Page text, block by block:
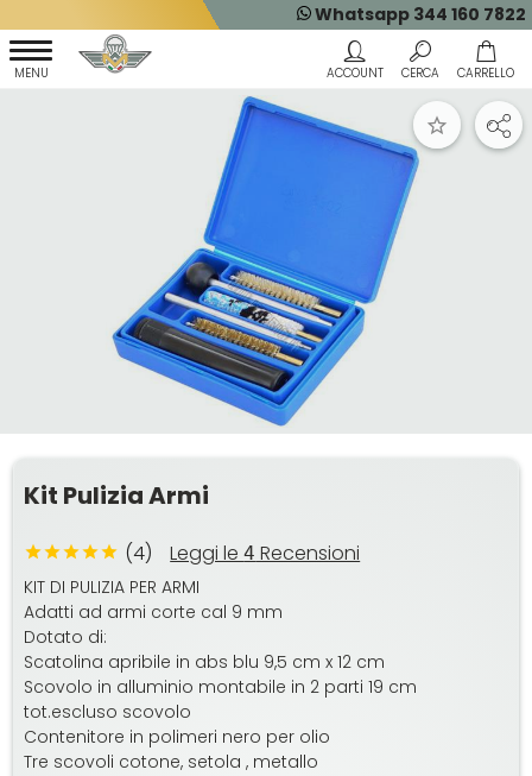
Whatsapp 344 160 7822
Kit Pulizia Armi
(4) Leggi le4 Recensioni
KIT DI PULIZIA PER ARMI
Adatti ad armi corte cal 9 mm
Dotato di:
Scatolina apribile in abs blu 9,5 cm x 12 cm
Scovolo in alluminio montabile in 2 parti 19 cm
tot.escluso scovolo
Contenitore in polimeri nero per olio
Tre scovoli cotone, setola , metallo